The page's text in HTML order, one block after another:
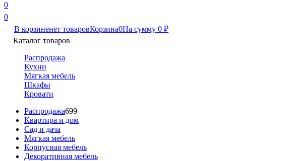
0
0
В корзиненет товаровКорзина0На сумму 0 ₽
Каталог товаров
Распродажа
Кухни
Мягкая мебель
Шкафы
Кровати
Распродажа699
Квартира и дом
Сад и дача
Мягкая мебель
Корпусная мебель
Декоративная мебель